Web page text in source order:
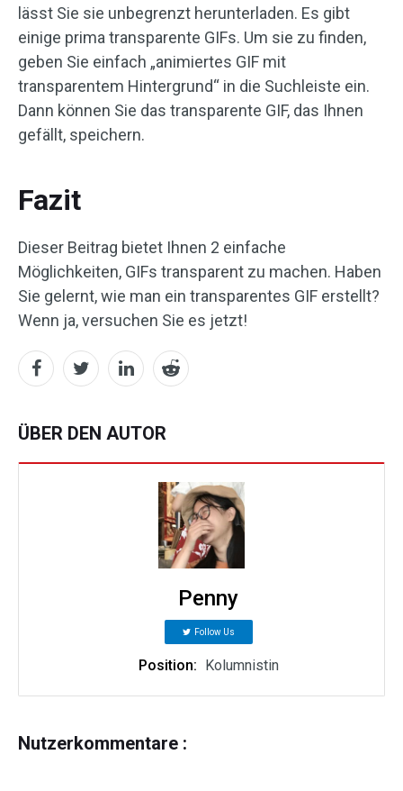
lässt Sie sie unbegrenzt herunterladen. Es gibt
einige prima transparente GIFs. Um sie zu finden,
geben Sie einfach „animiertes GIF mit
transparentem Hintergrund“ in die Suchleiste ein.
Dann können Sie das transparente GIF, das Ihnen
gefällt, speichern.
Fazit
Dieser Beitrag bietet Ihnen 2 einfache
Möglichkeiten, GIFs transparent zu machen. Haben
Sie gelernt, wie man ein transparentes GIF erstellt?
Wenn ja, versuchen Sie es jetzt!
ÜBER DEN AUTOR
Penny
Follow Us
Position: Kolumnistin
Nutzerkommentare :